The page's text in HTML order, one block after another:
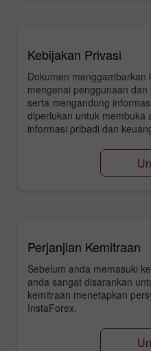
Kebijakan Privasi
Dokumen menggambarkan
mengenai penggunaan
serta mengandung
diperlukan untuk membuka
informasi pribadi dan
Perjanjian Kemitraan
Sebelum anda memasuki
anda sangat disarankan
kemitraan menetapkan
InstaForex.